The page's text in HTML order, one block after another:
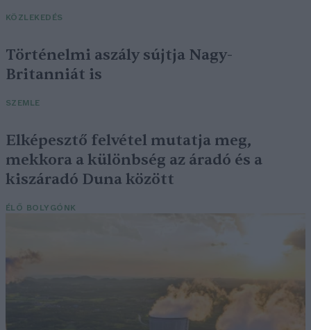
KÖZLEKEDÉS
Történelmi aszály sújtja Nagy-
Britanniát is
SZEMLE
Elképesztő felvétel mutatja meg,
mekkora a különbség az áradó és a
kiszáradó Duna között
ÉLŐ BOLYGÓNK